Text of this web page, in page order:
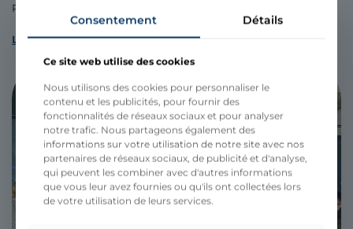
Résidents de l’Adapei grâce au Gemelli Trail Solidaire.
Lire l'article
Consentement Détails
Ce site web utilise des cookies
Nous utilisons des cookies pour personnaliser le
contenu et les publicités, pour fournir des
fonctionnalités de réseaux sociaux et pour analyser
notre trafic. Nous partageons également des
informations sur votre utilisation de notre site avec nos
partenaires de réseaux sociaux, de publicité et d'analyse,
qui peuvent les combiner avec d'autres informations
que vous leur avez fournies ou qu'ils ont collectées lors
de votre utilisation de leurs services.